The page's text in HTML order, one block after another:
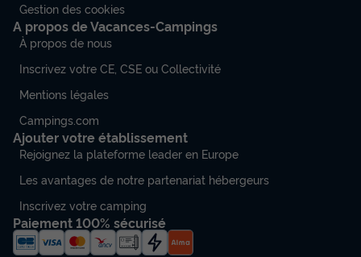
Gestion des cookies
A propos de Vacances-Campings
À propos de nous
Inscrivez votre CE, CSE ou Collectivité
Mentions légales
Campings.com
Ajouter votre établissement
Rejoignez la plateforme leader en Europe
Les avantages de notre partenariat hébergeurs
Inscrivez votre camping
Paiement 100% sécurisé